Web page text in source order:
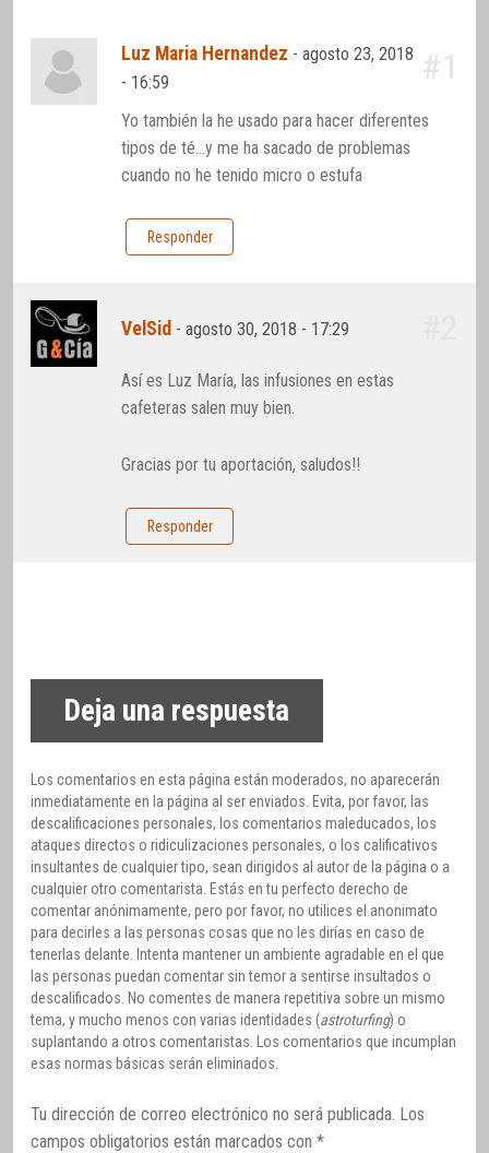
Luz Maria Hernandez -agosto 23, 2018
- 16:59
#1
Yo también la he usado para hacer diferentes
tipos de té…y me ha sacado de problemas
cuando no he tenido micro o estufa
Responder
VelSid -agosto 30, 2018 - 17:29
Así es Luz María, las infusiones en estas
cafeteras salen muy bien.
Gracias por tu aportación, saludos!!
Responder
Deja una respuesta
Los comentarios en esta página están moderados, no aparecerán
inmediatamente en la página al ser enviados. Evita, por favor, las
descalificaciones personales, los comentarios maleducados, los
ataques directos o ridiculizaciones personales, o los calificativos
insultantes de cualquier tipo, sean dirigidos al autor de la página o a
cualquier otro comentarista. Estás en tu perfecto derecho de
comentar anónimamente, pero por favor, no utilices el anonimato
para decirles a las personas cosas que no les dirías en caso de
tenerlas delante. Intenta mantener un ambiente agradable en el que
las personas puedan comentar sin temor a sentirse insultados o
descalificados. No comentes de manera repetitiva sobre un mismo
tema, y mucho menos con varias identidades (astroturfing) o
suplantando a otros comentaristas. Los comentarios que incumplan
esas normas básicas serán eliminados.
Tu dirección de correo electrónico no será publicada. Los
campos obligatorios están marcados con *